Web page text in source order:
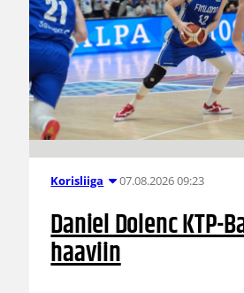
Korisliiga 07.08.2026 09:23
Daniel Dolenc KTP-
haaviin